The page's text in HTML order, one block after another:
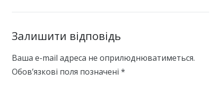
Залишити відповідь
Ваша e-mail адреса не оприлюднюватиметься.
Обов’язкові поля позначені *